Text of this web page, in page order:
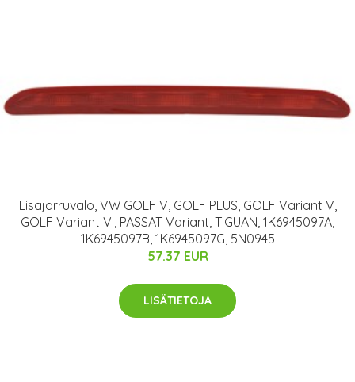
Lisäjarruvalo, VW GOLF V, GOLF PLUS, GOLF Variant V,
GOLF Variant VI, PASSAT Variant, TIGUAN, 1K6945097A,
1K6945097B, 1K6945097G, 5N0945
57.37 EUR
LISÄTIETOJA